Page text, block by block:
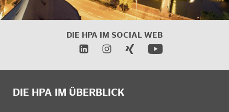
DIE HPA IM SOCIAL WEB
DIE HPA IM ÜBERBLICK